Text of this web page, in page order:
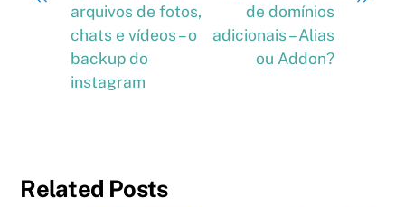
arquivos de fotos,
chats e vídeos – o
backup do
instagram
de domínios
adicionais – Alias
ou Addon?
Related Posts